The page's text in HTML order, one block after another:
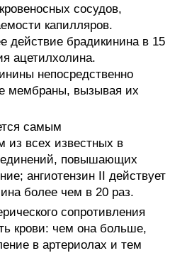
сосудов,
капилляров.
действие брадикинина в 15
ацетилхолина.
непосредственно
мембраны, вызывая их
самым
всех известных в
повышающих
ангиотензин II действует
более чем в 20 раз.
сопротивления
крови: чем она больше,
в артериолах и тем